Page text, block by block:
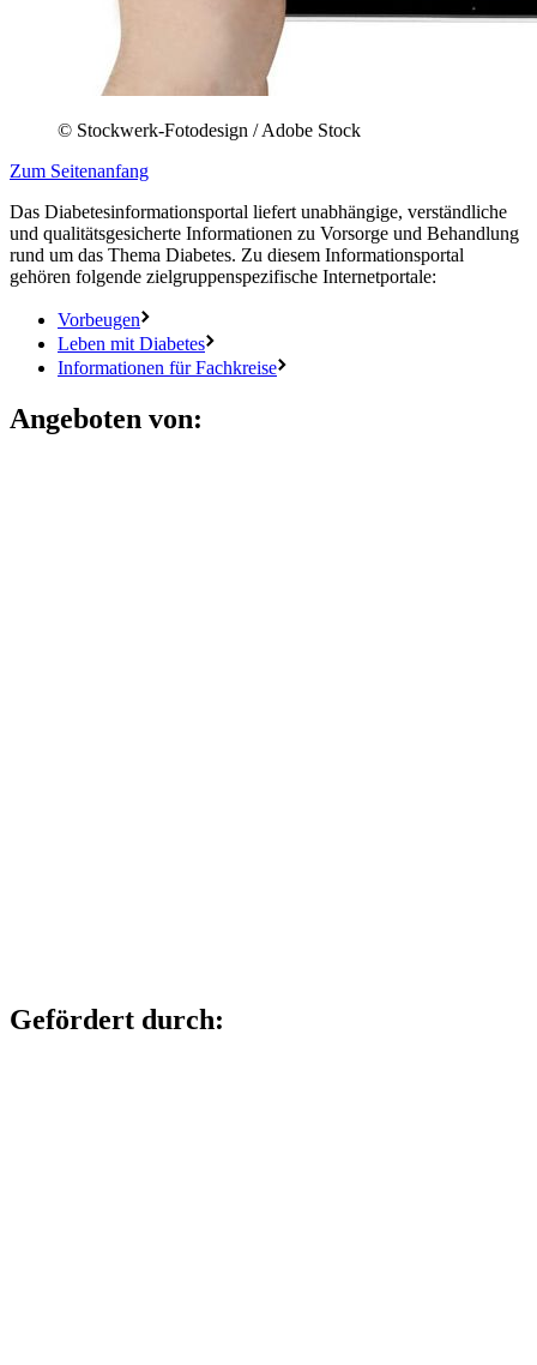
© Stockwerk-Fotodesign / Adobe Stock
Zum Seitenanfang
Das Diabetesinformationsportal liefert unabhängige, verständliche
und qualitätsgesicherte Informationen zu Vorsorge und Behandlung
rund um das Thema Diabetes. Zu diesem Informationsportal
gehören folgende zielgruppenspezifische Internetportale:
Vorbeugen
Leben mit Diabetes
Informationen für Fachkreise
Angeboten von:
Gefördert durch: